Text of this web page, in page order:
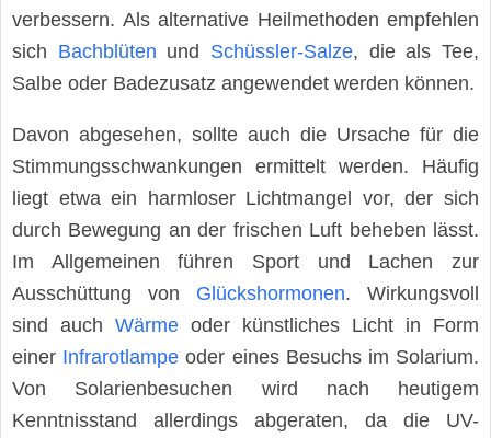
verbessern. Als alternative Heilmethoden empfehlen
sich Bachblüten und Schüssler-Salze, die als Tee,
Salbe oder Badezusatz angewendet werden können.
Davon abgesehen, sollte auch die Ursache für die
Stimmungsschwankungen ermittelt werden. Häufig
liegt etwa ein harmloser Lichtmangel vor, der sich
durch Bewegung an der frischen Luft beheben lässt.
Im Allgemeinen führen Sport und Lachen zur
Ausschüttung von Glückshormonen. Wirkungsvoll
sind auch Wärme oder künstliches Licht in Form
einer Infrarotlampe oder eines Besuchs im Solarium.
Von Solarienbesuchen wird nach heutigem
Kenntnisstand allerdings abgeraten, da die UV-